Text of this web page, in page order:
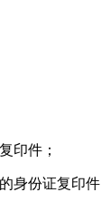
印件；
身份证复印件